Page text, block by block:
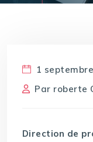
1
Par roberte
Direction de